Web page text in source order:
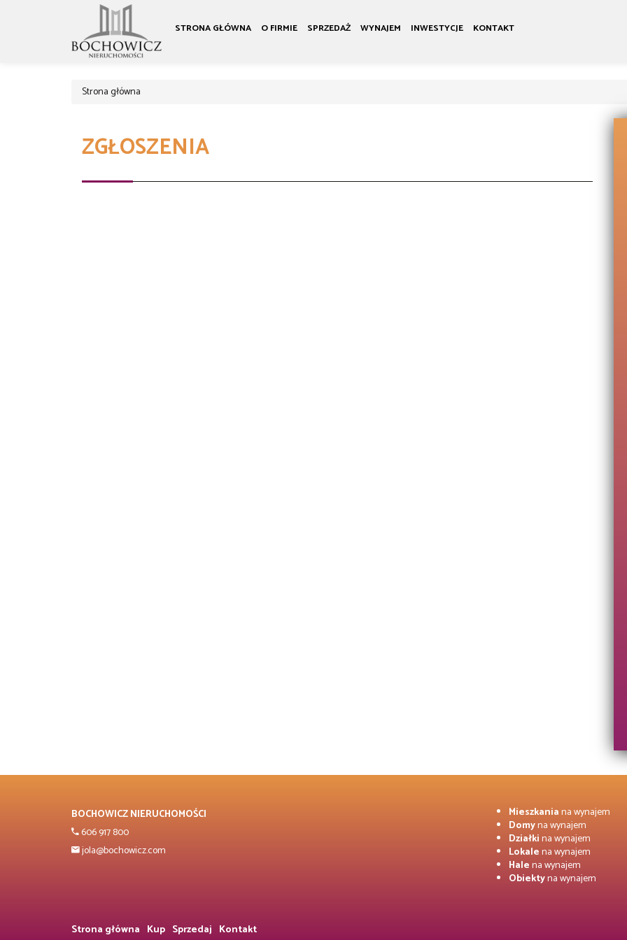
STRONA GŁÓWNA O FIRMIE SPRZEDAŻ WYNAJEM INWESTYCJE KONTAKT
Strona główna
ZGŁOSZENIA
BOCHOWICZ NIERUCHOMOŚCI
606 917 800
jola@bochowicz.com
Mieszkaniana wynajem
Domyna wynajem
Działkina wynajem
Lokalena wynajem
Halena wynajem
Obiektyna wynajem
Strona główna Kup Sprzedaj Kontakt